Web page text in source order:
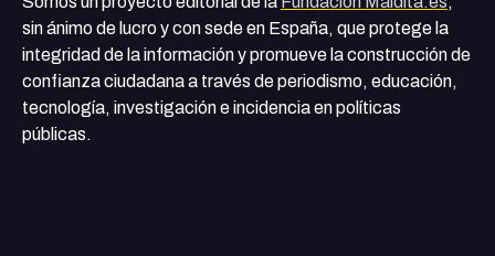
sin ánimo de lucro y con sede en España, que protege la
integridad de la información y promueve la construcción de
confianza ciudadana a través de periodismo, educación,
tecnología, investigación e incidencia en políticas
públicas.